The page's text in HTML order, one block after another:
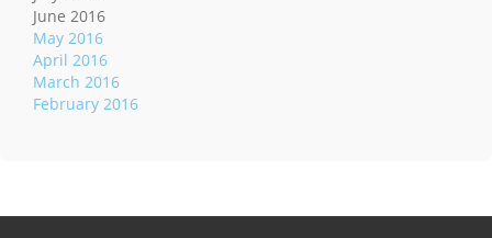
June 2016
May 2016
April 2016
March 2016
February 2016